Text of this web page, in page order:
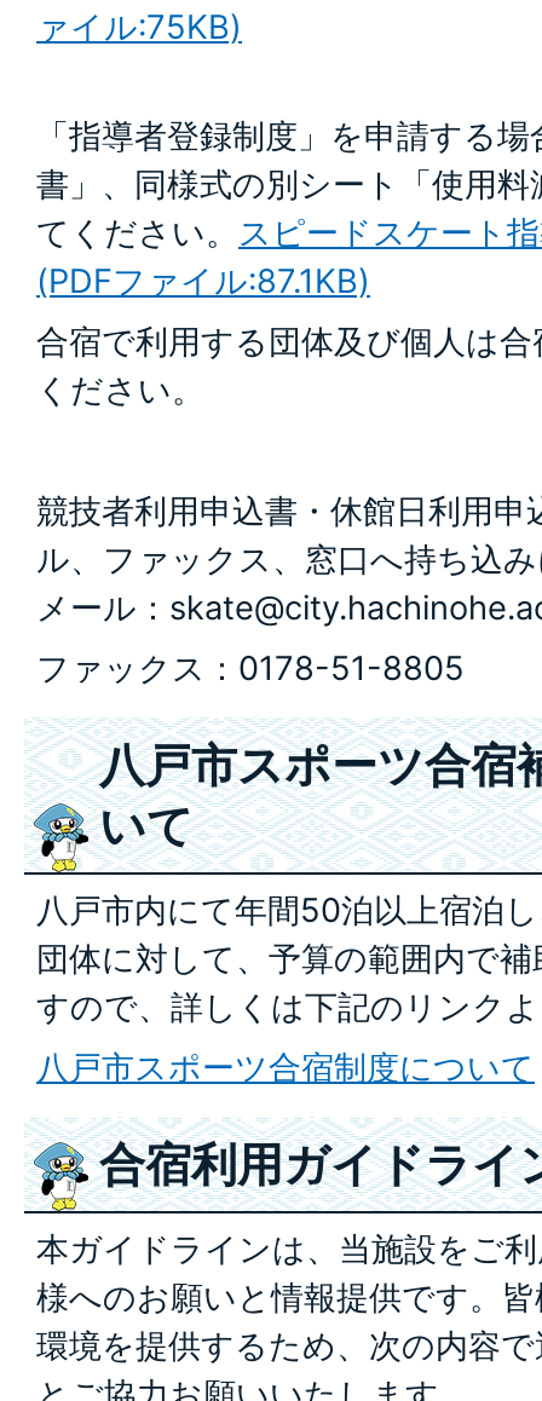
ァイル:75KB)
「指導者登録制度」を申請する
書」、同様式の別シート「使用
てください。 スピードスケート
(PDFファイル:87.1KB)
合宿で利用する団体及び個人は
ください。
競技者利用申込書・休館日利用
ル、ファックス、窓口へ持ち込
メール：
ファックス：0178-51-8805
八戸市スポーツ合宿
いて
八戸市内にて年間50泊以上宿泊
団体に対して、予算の範囲内で
すので、詳しくは下記のリンク
八戸市スポーツ合宿制度について
合宿利用ガイドライ
本ガイドラインは、当施設をご
様へのお願いと情報提供です。
環境を提供するため、次の内容